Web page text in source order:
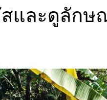
สและดูลัก